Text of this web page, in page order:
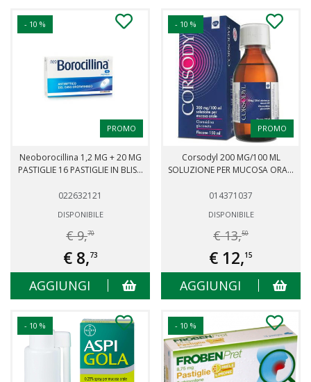
- 10 %
PROMO
Neoborocillina 1,2 MG + 20 MG
PASTIGLIE 16 PASTIGLIE IN BLIS...
022632121
DISPONIBILE
€ 9,70
€ 8,73
AGGIUNGI
- 10 %
PROMO
Corsodyl 200 MG/100 ML
SOLUZIONE PER MUCOSA ORA...
014371037
DISPONIBILE
€ 13,50
€ 12,15
AGGIUNGI
- 10 % - 10 %